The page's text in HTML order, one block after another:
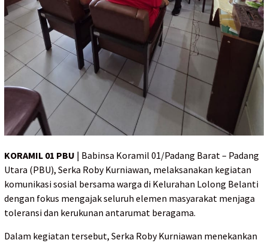
KORAMIL 01 PBU | Babinsa Koramil 01/Padang Barat – Padang
Utara (PBU), Serka Roby Kurniawan, melaksanakan kegiatan
komunikasi sosial bersama warga di Kelurahan Lolong Belanti
dengan fokus mengajak seluruh elemen masyarakat menjaga
toleransi dan kerukunan antarumat beragama.
Dalam kegiatan tersebut, Serka Roby Kurniawan menekankan